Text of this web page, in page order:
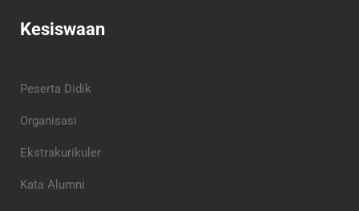
Kesiswaan
Peserta Didik
Organisasi
Ekstrakurikuler
Kata Alumni